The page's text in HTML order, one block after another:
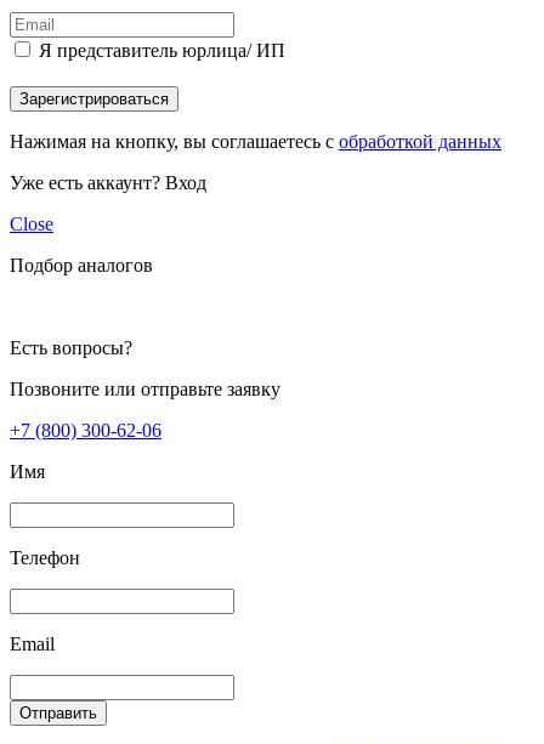
Я представитель юрлица/ ИП
Зарегистрироваться
Нажимая на кнопку, вы соглашаетесь с обработкой данных
Уже есть аккаунт? Вход
Close
Подбор аналогов
Есть вопросы?
Позвоните или отправьте заявку
+7 (800) 300-62-06
Имя
Телефон
Email
Отправить